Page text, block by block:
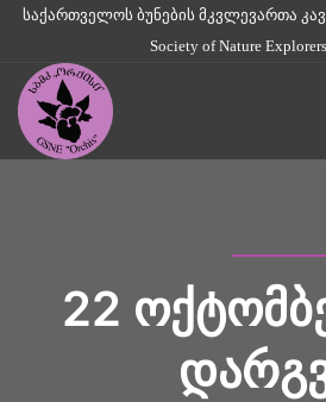
საქართველოს ბუნების მკვლევართა
Society of Nature
22